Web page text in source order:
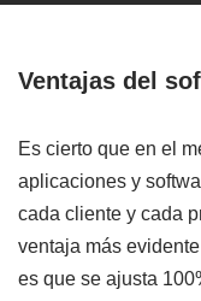
Ventajas del
Es cierto que en el
aplicaciones y
cada cliente y cada
ventaja más
es que se ajusta